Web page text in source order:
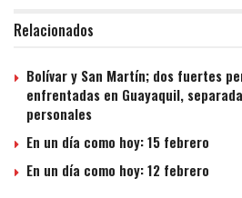
Relacionados
Bolívar y San Martín; dos fuertes
enfrentadas en Guayaquil,
personales
En un día como hoy: 15 febrero
En un día como hoy: 12 febrero